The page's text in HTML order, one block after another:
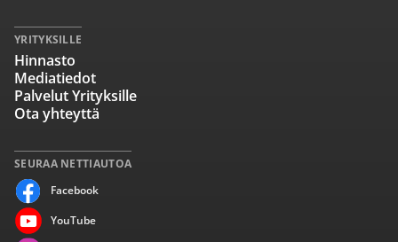
SEURAA NETTIAUTOA
Facebook
YouTube
YRITYKSILLE
Hinnasto
Mediatiedot
Palvelut Yrityksille
Ota yhteyttä